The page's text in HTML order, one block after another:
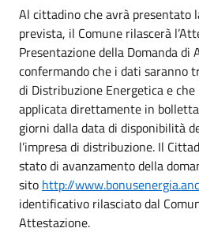
Al cittadino che avrà presentato
prevista, il Comune rilascerà
Presentazione della Domanda di
confermando che i dati saranno
di Distribuzione Energetica e che
applicata direttamente in
giorni dalla data di disponibilità
l’impresa di distribuzione. Il
stato di avanzamento della
sito http://
identificativo rilasciato dal
Attestazione.